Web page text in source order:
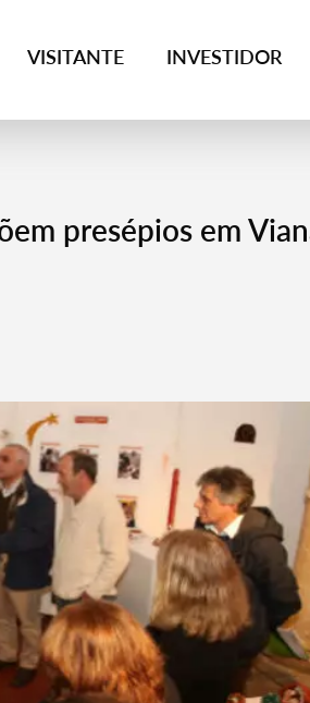
VISITANTE INVESTIDOR
presépios em